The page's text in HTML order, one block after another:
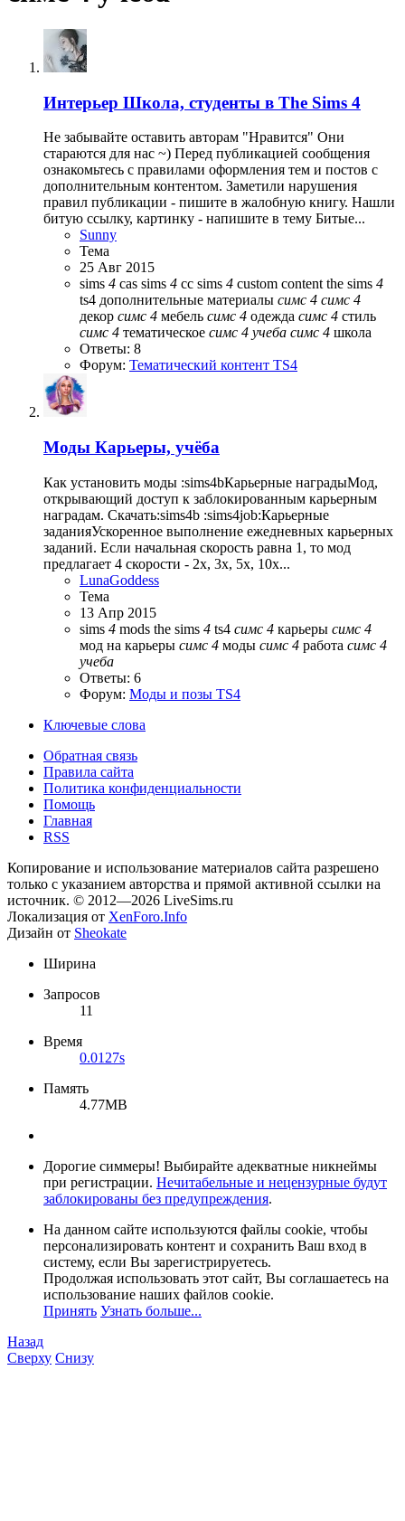
Интерьер Школа, студенты в The Sims 4
Не забывайте оставить авторам "Нравится" Они
стараются для нас ~) Перед публикацией сообщения
ознакомьтесь с правилами оформления тем и постов с
дополнительным контентом. Заметили нарушения
правил публикации - пишите в жалобную книгу. Нашли
битую ссылку, картинку - напишите в тему Битые...
Sunny
Тема
25 Авг 2015
sims 4 cas sims 4 cc sims 4 custom content the sims 4
ts4 дополнительные материалы симс 4 симс 4
декор симс 4 мебель симс 4 одежда симс 4 стиль
симс 4 тематическое симс 4 учеба симс 4 школа
Ответы: 8
Форум: Тематический контент TS4
Моды Карьеры, учёба
Как установить моды :sims4bКарьерные наградыМод,
открывающий доступ к заблокированным карьерным
наградам. Скачать:sims4b :sims4job:Карьерные
заданияУскоренное выполнение ежедневных карьерных
заданий. Если начальная скорость равна 1, то мод
предлагает 4 скорости - 2x, 3x, 5x, 10x...
LunaGoddess
Тема
13 Апр 2015
sims 4 mods the sims 4 ts4 симс 4 карьеры симс 4
мод на карьеры симс 4 моды симс 4 работа симс 4
учеба
Ответы: 6
Форум: Моды и позы TS4
Ключевые слова
Обратная связь
Правила сайта
Политика конфиденциальности
Помощь
Главная
RSS
Копирование и использование материалов сайта разрешено
только с указанием авторства и прямой активной ссылки на
источник. © 2012—2026 LiveSims.ru
Локализация от XenForo.Info
Дизайн от Sheokate
Ширина
Запросов
11
Время
0.0127s
Память
4.77MB
Дорогие симмеры! Выбирайте адекватные никнеймы
при регистрации. Нечитабельные и нецензурные будут
заблокированы без предупреждения.
На данном сайте используются файлы cookie, чтобы
персонализировать контент и сохранить Ваш вход в
систему, если Вы зарегистрируетесь.
Продолжая использовать этот сайт, Вы соглашаетесь на
использование наших файлов cookie.
Принять Узнать больше...
Назад
Сверху Снизу